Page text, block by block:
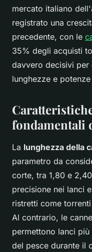
mercato italiano
registrato una
precedente, con le
35% degli acquisti
davvero decisivi per
lunghezze e
fondamentali
La lunghezza della
parametro da
corte, tra 1,80 e
precisione nei lanci
ristretti come
Al contrario, le
permettono lanci
del pesce durante il